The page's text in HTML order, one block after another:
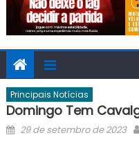
Principais Notícias
Domingo Tem
Posted
29 de setembro de 2023